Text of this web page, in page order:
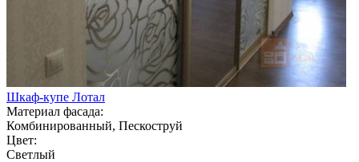
Шкаф-купе Лотал
Материал фасада:
Комбинированный, Пескоструй
Цвет:
Светлый